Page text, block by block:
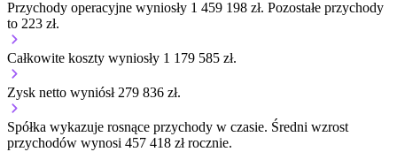
Przychody operacyjne wyniosły 1 459 198 zł. Pozostałe przychody
to 223 zł.
Całkowite koszty wyniosły 1 179 585 zł.
Zysk netto wyniósł 279 836 zł.
Spółka wykazuje rosnące przychody w czasie. Średni wzrost
przychodów wynosi 457 418 zł rocznie.